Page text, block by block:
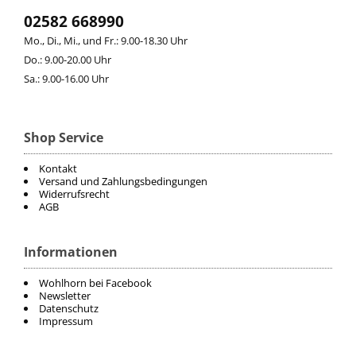
02582 668990
Mo., Di., Mi., und Fr.: 9.00-18.30 Uhr
Do.: 9.00-20.00 Uhr
Sa.: 9.00-16.00 Uhr
Shop Service
Kontakt
Versand und Zahlungsbedingungen
Widerrufsrecht
AGB
Informationen
Wohlhorn bei Facebook
Newsletter
Datenschutz
Impressum
ELT
COVALLIERO
ACAVALLO
BACK ON TRACK
BÜMAG
CASCO